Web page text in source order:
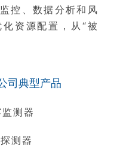
控、数据分析和风
资源配置，从“被
司典型产品
测器
测器